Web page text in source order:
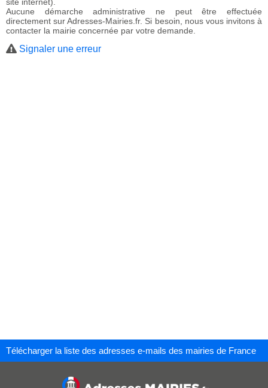
Aucune démarche administrative ne peut être effectuée
directement sur Adresses-Mairies.fr. Si besoin, nous vous invitons à
contacter la mairie concernée par votre demande.
Signaler une erreur
Télécharger la liste des adresses e-mails des mairies de France